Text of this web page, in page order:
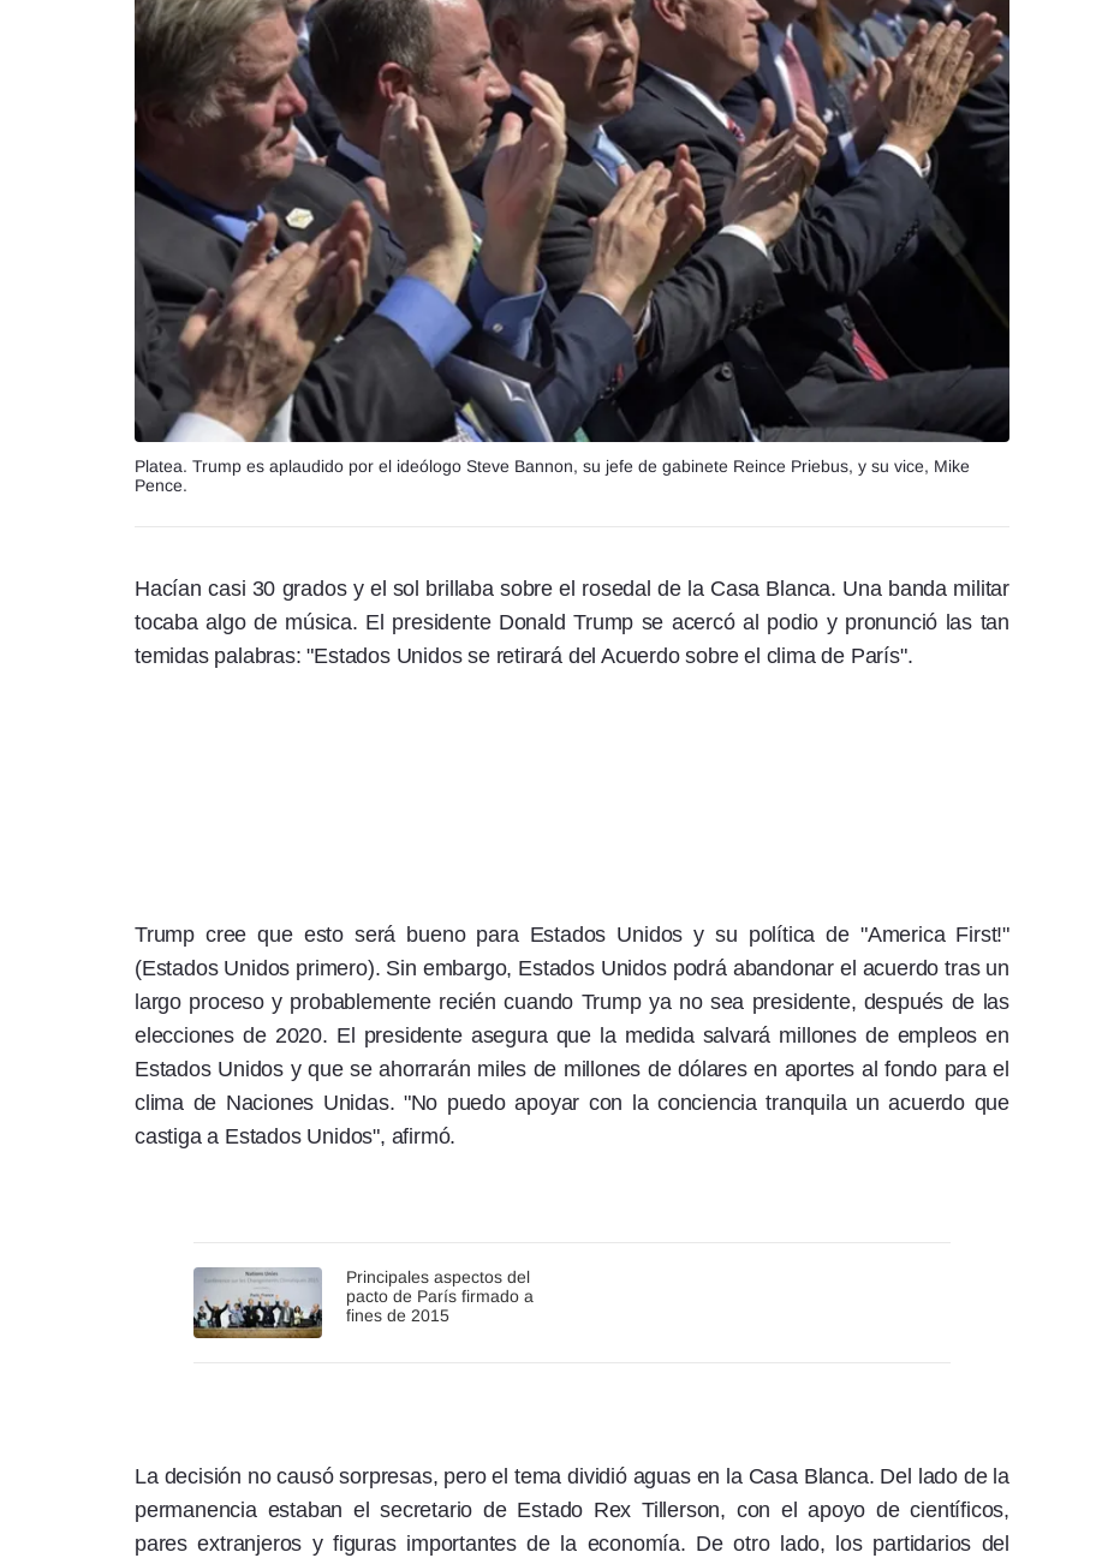
Platea. Trump es aplaudido por el ideólogo Steve Bannon, su jefe de gabinete Reince Priebus, y su vice, Mike
Pence.
Hacían casi 30 grados y el sol brillaba sobre el rosedal de la Casa Blanca. Una banda militar
tocaba algo de música. El presidente Donald Trump se acercó al podio y pronunció las tan
temidas palabras: "Estados Unidos se retirará del Acuerdo sobre el clima de París".
Trump cree que esto será bueno para Estados Unidos y su política de "America First!"
(Estados Unidos primero). Sin embargo, Estados Unidos podrá abandonar el acuerdo tras un
largo proceso y probablemente recién cuando Trump ya no sea presidente, después de las
elecciones de 2020. El presidente asegura que la medida salvará millones de empleos en
Estados Unidos y que se ahorrarán miles de millones de dólares en aportes al fondo para el
clima de Naciones Unidas. "No puedo apoyar con la conciencia tranquila un acuerdo que
castiga a Estados Unidos", afirmó.
Principales aspectos del
pacto de París firmado a
fines de 2015
La decisión no causó sorpresas, pero el tema dividió aguas en la Casa Blanca. Del lado de la
permanencia estaban el secretario de Estado Rex Tillerson, con el apoyo de científicos,
pares extranjeros y figuras importantes de la economía. De otro lado, los partidarios del